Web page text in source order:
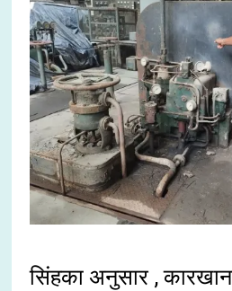
सिंहका अनुसार ,